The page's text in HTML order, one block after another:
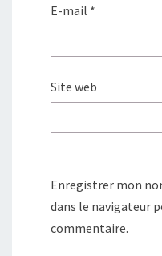
E-mail *
Site web
Enregistrer mon
dans le navigateur
commentaire.